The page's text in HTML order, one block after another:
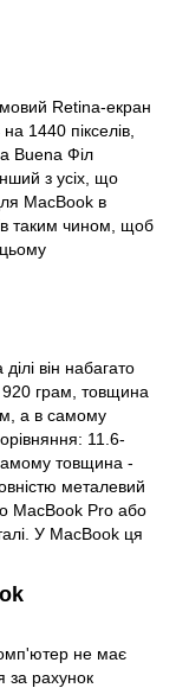
Retina-екран
1440 пікселів,
Buena Філ
з усіх, що
MacBook в
таким чином, щоб
він набагато
920 грам, товщина
а в самому
11.6-
товщина -
металевий
MacBook Pro або
У MacBook ця
не має
за рахунок